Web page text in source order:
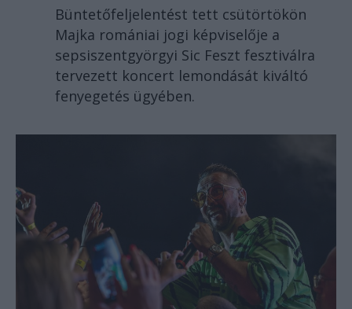
Büntetőfeljelentést tett csütörtökön
Majka romániai jogi képviselője a
sepsiszentgyörgyi Sic Feszt fesztiválra
tervezett koncert lemondását kiváltó
fenyegetés ügyében.